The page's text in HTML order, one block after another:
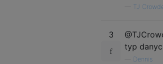
TJ
3
typ
Dennis